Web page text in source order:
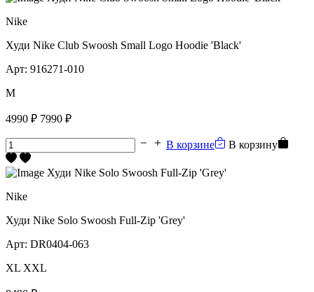
Nike
Худи Nike Club Swoosh Small Logo Hoodie 'Black'
Арт: 916271-010
M
4990 ₽ 7990 ₽
В корзине В корзину
Nike
Худи Nike Solo Swoosh Full-Zip 'Grey'
Арт: DR0404-063
XL XXL